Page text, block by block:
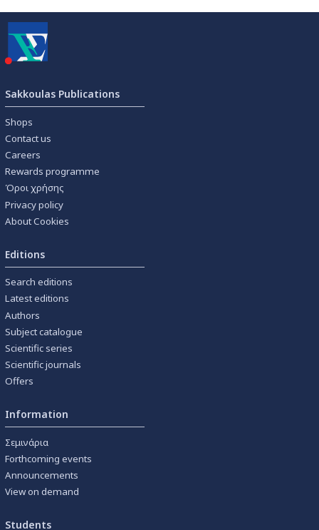
Sakkoulas Publications
Shops
Contact us
Careers
Rewards programme
Όροι χρήσης
Privacy policy
About Cookies
Editions
Search editions
Latest editions
Authors
Subject catalogue
Scientific series
Scientific journals
Offers
Information
Σεμινάρια
Forthcoming events
Announcements
View on demand
Students